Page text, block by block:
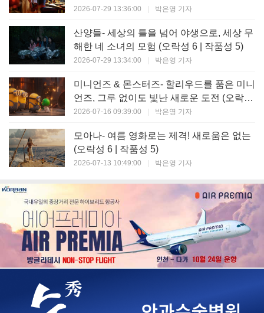
르다 (오락성 8 | 작품성 8)
2026-07-29 13:36:00 박은영 기자
산양들- 세상의 틀을 넘어 야생으로, 세상 무
해한 네 소녀의 모험 (오락성 6 | 작품성 5)
2026-07-29 13:34:00 박은영 기자
미니언즈 & 몬스터즈- 할리우드를 품은 미니
언즈, 그루 없이도 빛난 새로운 도전 (오락성
7 | 작품성 6)
2026-07-16 09:39:00 박은영 기자
모아나- 여름 영화로는 제격! 새로움은 없는
(오락성 6 | 작품성 5)
2026-07-13 10:49:00 박은영 기자